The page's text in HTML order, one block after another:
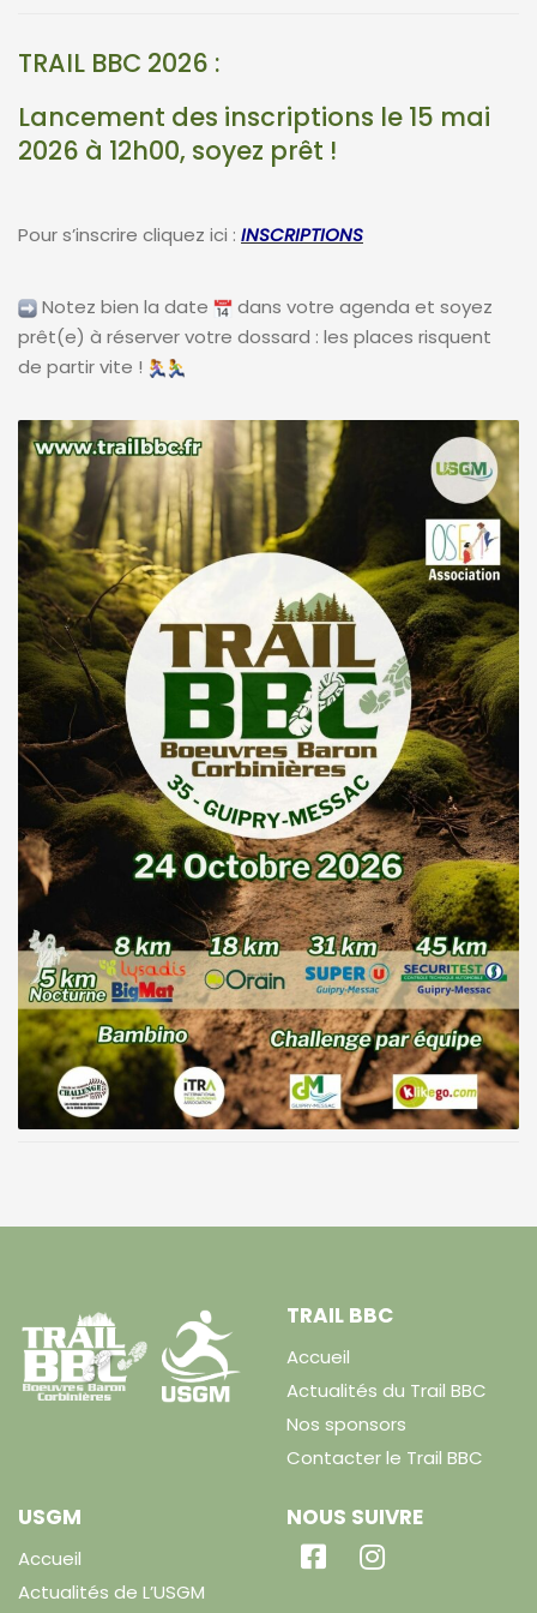
TRAIL BBC 2026 :
Lancement des inscriptions le 15 mai
2026 à 12h00, soyez prêt !
Pour s’inscrire cliquez ici : INSCRIPTIONS
Notez bien la date
dans votre agenda et soyez
prêt(e) à réserver votre dossard : les places risquent
de partir vite !
TRAIL BBC
Accueil
Actualités du Trail BBC
Nos sponsors
Contacter le Trail BBC
USGM
Accueil
Actualités de L’USGM
NOUS SUIVRE